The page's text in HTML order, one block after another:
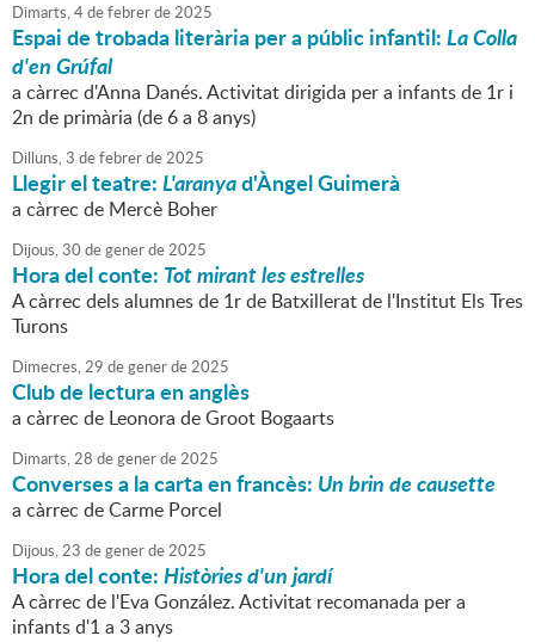
Dimarts,4defebrerde2025
Espai de trobada literària per a públic infantil:La Colla
d'en Grúfal
a càrrec d'Anna Danés. Activitat dirigida per a infants de 1r i
2n de primària (de 6 a 8 anys)
Dilluns,3 defebrerde2025
Llegir el teatre:L'aranyad'Àngel Guimerà
a càrrec de Mercè Boher
Dijous,30 degenerde2025
Hora del conte: Tot mirant les estrelles
A càrrec dels alumnes de 1r de Batxillerat de l'Institut Els Tres
Turons
Dimecres,29 degenerde2025
Club de lectura en anglès
a càrrec de Leonora de Groot Bogaarts
Dimarts,28 degenerde2025
Converses a la carta en francès: Un brin de causette
a càrrec de Carme Porcel
Dijous,23 degenerde2025
Hora del conte:Històries d'un jardí
A càrrec de l'Eva González. Activitat recomanada per a
infants d'1 a 3 anys